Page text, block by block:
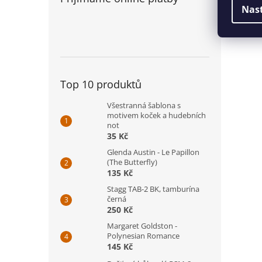
Top 10 produktů
Všestranná šablona s
motivem koček a hudebních
not
35 Kč
Glenda Austin - Le Papillon
(The Butterfly)
135 Kč
Stagg TAB-2 BK, tamburína
černá
250 Kč
Margaret Goldston -
Polynesian Romance
145 Kč